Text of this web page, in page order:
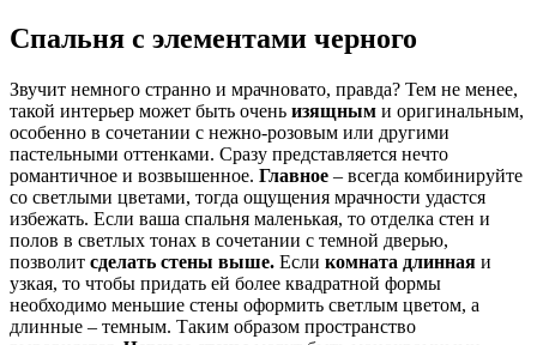
Спальня с элементами черного
Звучит немного странно и мрачновато, правда? Тем не менее,
такой интерьер может быть очень изящным и оригинальным,
особенно в сочетании с нежно-розовым или другими
пастельными оттенками. Сразу представляется нечто
романтичное и возвышенное. Главное – всегда комбинируйте
со светлыми цветами, тогда ощущения мрачности удастся
избежать. Если ваша спальня маленькая, то отделка стен и
полов в светлых тонах в сочетании с темной дверью,
позволит сделать стены выше. Если комната длинная и
узкая, то чтобы придать ей более квадратной формы
необходимо меньшие стены оформить светлым цветом, а
длинные – темным. Таким образом пространство